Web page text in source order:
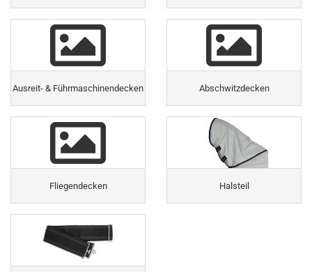
Ausreit- & Führmaschinendecken Abschwitzdecken
Fliegendecken Halsteil